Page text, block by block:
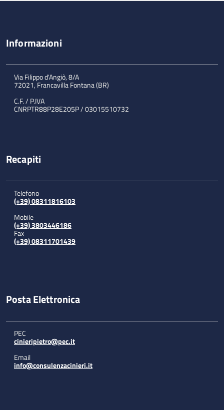
Informazioni
Via Filippo d'Angiò, 8/A
72021, Francavilla Fontana (BR)
C.F. / P.IVA
CNRPTR88P28E205P / 03015510732
Recapiti
Telefono
(+39) 08311816103
Mobile
(+39) 3803446186
Fax
(+39) 08311701439
Posta Elettronica
PEC
cinieripietro@pec.it
Email
info@consulenzacinieri.it